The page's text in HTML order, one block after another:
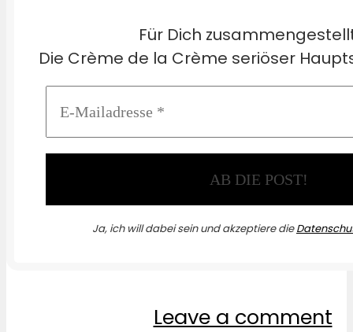
Für Dich
Die Crème de la Crème seriöser
Ja, ich will dabei sein und akzeptiere die
Leave a comment